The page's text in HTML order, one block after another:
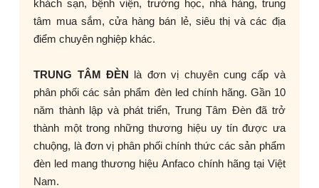
khách sạn, bệnh viện, trường học, nhà hàng, trung
tâm mua sắm, cửa hàng bán lẻ, siêu thị và các địa
điểm chuyên nghiệp khác.
TRUNG TÂM ĐÈN là đơn vị chuyên cung cấp và
phân phối các sản phẩm đèn led chính hãng. Gần 10
năm thành lập và phát triển, Trung Tâm Đèn đã trở
thành một trong những thương hiệu uy tín được ưa
chuộng, là đơn vị phân phối chính thức các sản phẩm
đèn led mang thương hiệu Anfaco chính hãng tại Việt
Nam.